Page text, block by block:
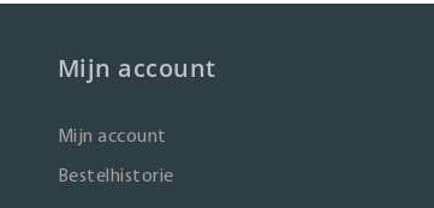
Mijn account
Mijn account
Bestelhistorie